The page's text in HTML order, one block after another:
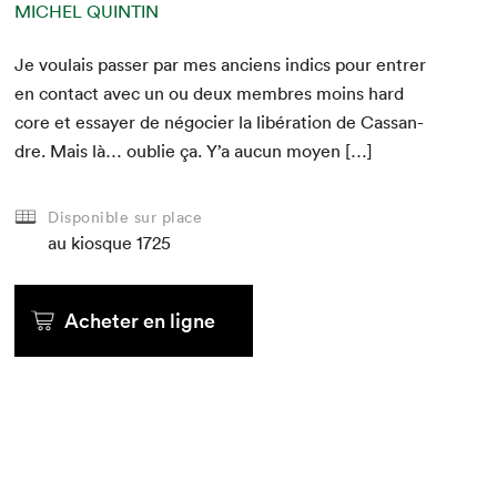
MICHEL QUINTIN
Je voulais pass­er par mes anciens indics pour entr­er
en con­tact avec un ou deux mem­bres moins hard
core et essay­er de négoci­er la libéra­tion de Cas­san­
dre. Mais là… oublie ça. Y’a aucun moyen […]
Disponible sur place
au kiosque 1725
Acheter en ligne